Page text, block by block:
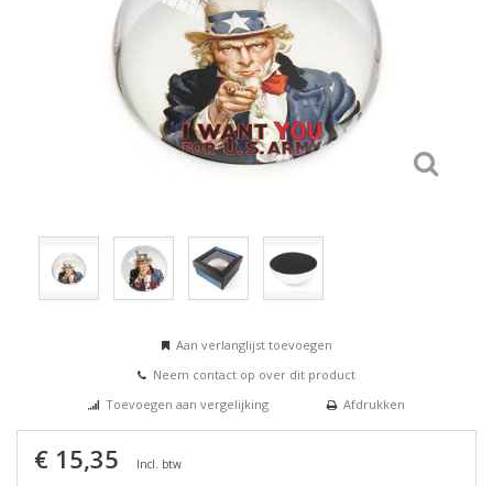
Aan verlanglijst toevoegen
Neem contact op over dit product
Toevoegen aan vergelijking
Afdrukken
€ 15,35 Incl. btw